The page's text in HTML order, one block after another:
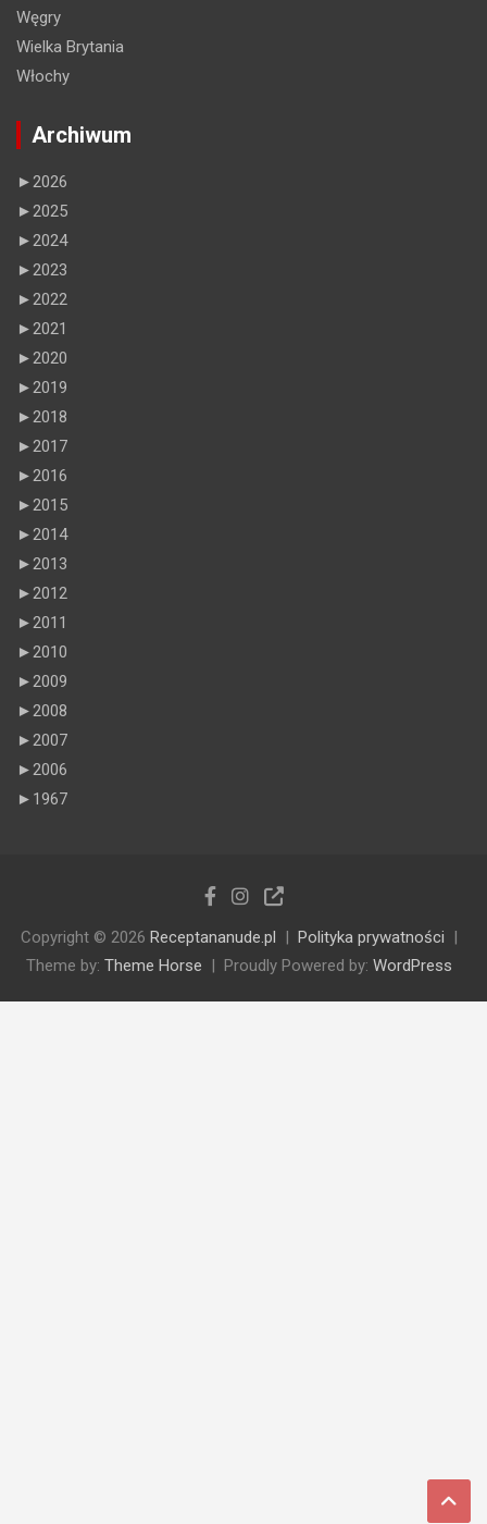
Węgry
Wielka Brytania
Włochy
Archiwum
►2026
►2025
►2024
►2023
►2022
►2021
►2020
►2019
►2018
►2017
►2016
►2015
►2014
►2013
►2012
►2011
►2010
►2009
►2008
►2007
►2006
► 1967
Copyright © 2026 Receptananude.pl
Polityka prywatności
Theme by: Theme Horse Proudly Powered by: WordPress